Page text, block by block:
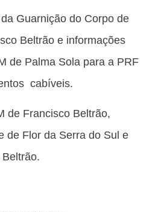
Guarnição do Corpo de
Beltrão e informações
de Palma Sola para a PRF
cabíveis.
de Francisco Beltrão,
de Flor da Serra do Sul e